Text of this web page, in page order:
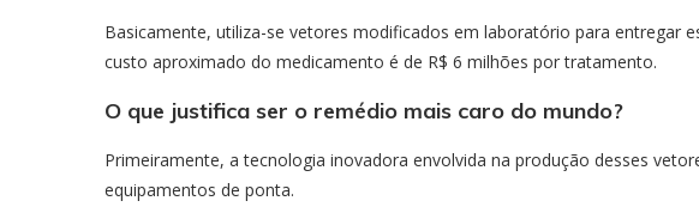
Basicamente, utiliza-se vetores modificados em laboratório para entregar
custo aproximado do medicamento é de R$ 6 milhões por tratamento.
O que justifica ser o remédio mais caro do mundo?
Primeiramente, a tecnologia inovadora envolvida na produção desses
equipamentos de ponta.